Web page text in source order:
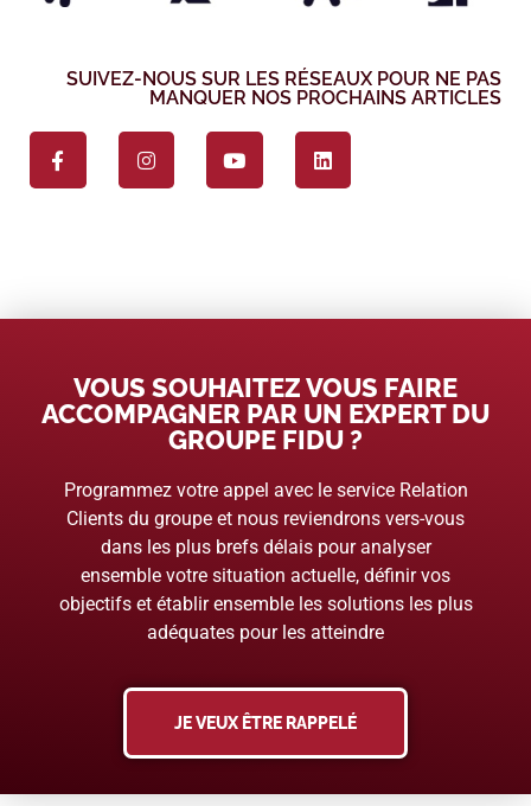
SUIVEZ-NOUS SUR LES RÉSEAUX POUR NE PAS
MANQUER NOS PROCHAINS ARTICLES
VOUS SOUHAITEZ VOUS FAIRE
ACCOMPAGNER PAR UN EXPERT DU
GROUPE FIDU ?
Programmez votre appel avec le service Relation
Clients du groupe et nous reviendrons vers-vous
dans les plus brefs délais pour analyser
ensemble votre situation actuelle, définir vos
objectifs et établir ensemble les solutions les plus
adéquates pour les atteindre
JE VEUX ÊTRE RAPPELÉ